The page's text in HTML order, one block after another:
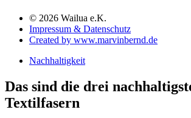
© 2026 Wailua e.K.
Impressum & Datenschutz
Created by www.marvinbernd.de
Nachhaltigkeit
Das sind die drei
Textilfasern